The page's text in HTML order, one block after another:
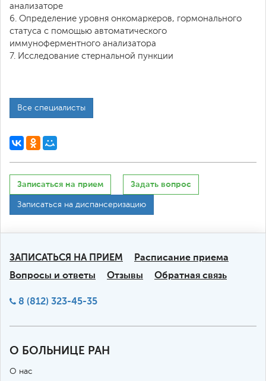
анализаторе
6. Определение уровня онкомаркеров, гормонального
статуса с помощью автоматического
иммуноферментного анализатора
7. Исследование стернальной пункции
Все специалисты
Записаться на прием Задать вопрос
Записаться на диспансеризацию
ЗАПИСАТЬСЯ НА ПРИЕМ
Расписание приема
Вопросы и ответы
Отзывы Обратная связь
8 (812) 323-45-35
О БОЛЬНИЦЕ РАН
О нас